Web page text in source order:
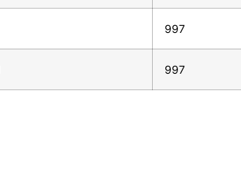
997
997